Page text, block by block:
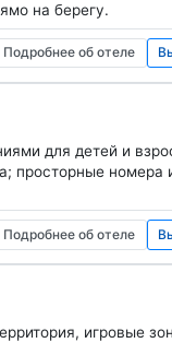
на берегу.
Подробнее об отеле
для детей и
просторные
Подробнее об отеле
игровые